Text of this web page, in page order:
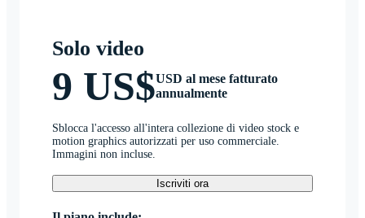
Solo video
9 US$USD al mese fatturato
annualmente
Sblocca l'accesso all'intera collezione di video stock e
motion graphics autorizzati per uso commerciale.
Immagini non incluse.
Iscriviti ora